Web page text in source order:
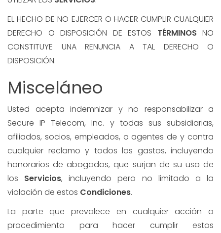
EL HECHO DE NO EJERCER O HACER CUMPLIR CUALQUIER
DERECHO O DISPOSICIÓN DE ESTOS TÉRMINOS NO
CONSTITUYE UNA RENUNCIA A TAL DERECHO O
DISPOSICIÓN.
Misceláneo
Usted acepta indemnizar y no responsabilizar a
Secure IP Telecom, Inc. y todas sus subsidiarias,
afiliados, socios, empleados, o agentes de y contra
cualquier reclamo y todos los gastos, incluyendo
honorarios de abogados, que surjan de su uso de
los Servicios, incluyendo pero no limitado a la
violación de estos Condiciones.
La parte que prevalece en cualquier acción o
procedimiento para hacer cumplir estos